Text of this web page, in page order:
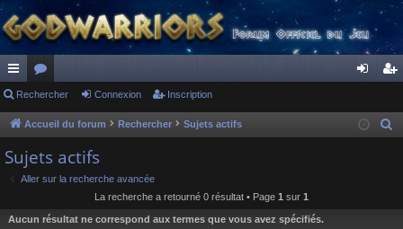
ac
co
ur
ci
or
u
s
ne cri
Rechercher Connexion Inscription
Accueil du forum Rechercher Sujets actifs
Sujets actifs
Aller sur la recherche avancée
La recherche a retourné 0 résultat • Page 1 sur 1
Aucun résultat ne correspond aux termes que vous avez spécifiés.